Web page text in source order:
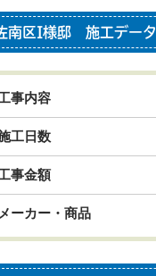
南区I様邸 施工データ
事内容
工日数
事金額
メーカー・商品